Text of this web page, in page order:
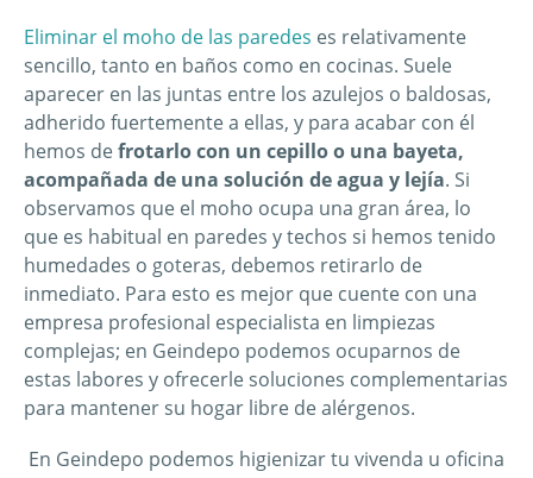
Eliminar el moho de las paredes es relativamente
sencillo, tanto en baños como en cocinas. Suele
aparecer en las juntas entre los azulejos o baldosas,
adherido fuertemente a ellas, y para acabar con él
hemos defrotarlo con un cepillo o una bayeta,
acompañada de una solución de agua y lejía. Si
observamos que el moho ocupa una gran área, lo
que es habitual en paredes y techos si hemos tenido
humedades o goteras, debemos retirarlo de
inmediato. Para esto es mejor que cuente con una
empresa profesional especialista en limpiezas
complejas; en Geindepo podemos ocuparnos de
estas labores y ofrecerle soluciones complementarias
para mantener su hogar libre de alérgenos.
En Geindepo podemos higienizar tu vivenda u oficina